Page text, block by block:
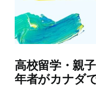
高校留学・親
年者がカナダ